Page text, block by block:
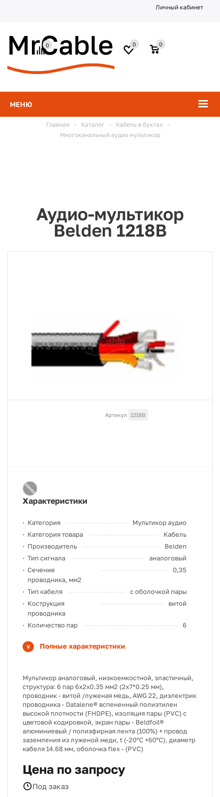
Личный кабинет
МЕНЮ
0
0
0
Главная - Каталог - Кабель в бухтах
-
Многоканальный аудио мультикор
Аудио-мультикор
Belden 1218B
Артикул 1218B
Характеристики
Категория
Мультикор аудио
Категория товара
Кабель
Производитель
Belden
Тип сигнала
аналоговый
Сечение
проводника, мм2
0,35
Тип кабеля
с оболочкой пары
Кострукция
проводника
витой
Количество пар 6
Полные характеристики
Мультикор аналоговый, низкоемкостной, эластичный,
структура: 6 пар 6х2х0.35 мм2 (2х7*0.25 мм),
проводник - витой /луженая медь, AWG 22, диэлектрик
проводника - Datalene® вспененный полиэтилен
высокой плотности (FHDPE), изоляция пары (PVC) с
цветовой кодировкой, экран пары - Beldfoil®
алюминиевый / полиэфирная лента (100%) + провод
заземления из луженой меди, t (-20°C +60°C), диаметр
кабеля 14.68 мм, оболочка flex - (PVC)
Цена по запросу
Под заказ